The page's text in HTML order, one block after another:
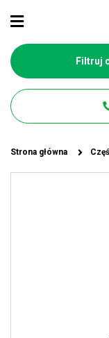
Filtruj
Strona główna